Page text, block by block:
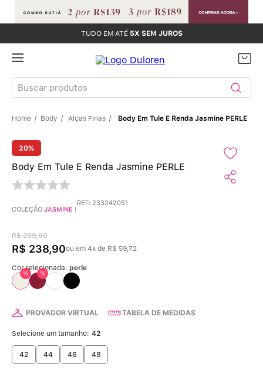
TUDO EM ATÉ 5X SEM JUROS
Buscar produtos
Body Alças Finas Body Em Tule E Renda Jasmine PERLE
20%
Body Em Tule E Renda Jasmine PERLE
COLEÇÃO JASMINE |
REF: 233242051
R$ 299,90
R$ 238,90ou em 4x de R$ 59,72
Cor selecionada: perle
% %
PROVADOR VIRTUAL TABELA DE MEDIDAS
Selecione um tamanho: 42
42 44 46 48
TERMOS MAIS BUSCADOS
3 º Sutiã Bojo
4º
5º Calcinha Algodão
º Algodão Egípcio